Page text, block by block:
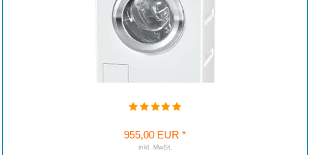
955,00 EUR *
inkl. MwSt.